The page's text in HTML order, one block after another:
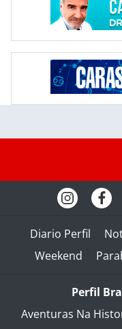
Diario Perfil
Weekend
Perfil
Aventuras Na